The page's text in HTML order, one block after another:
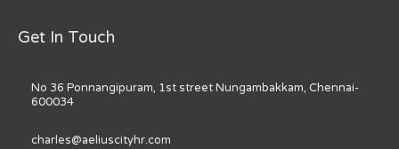
Get In Touch
No 36 Ponnangipuram, 1st street Nungambakkam, Chennai-
600034
charles@aeliuscityhr.com